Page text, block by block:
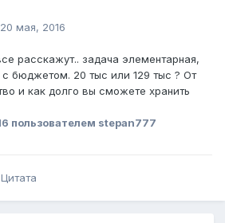
20 мая, 2016
расскажут.. задача элементарная,
с бюджетом. 20 тыс или 129 тыс ? От
и как долго вы сможете хранить
пользователем stepan777
Цитата